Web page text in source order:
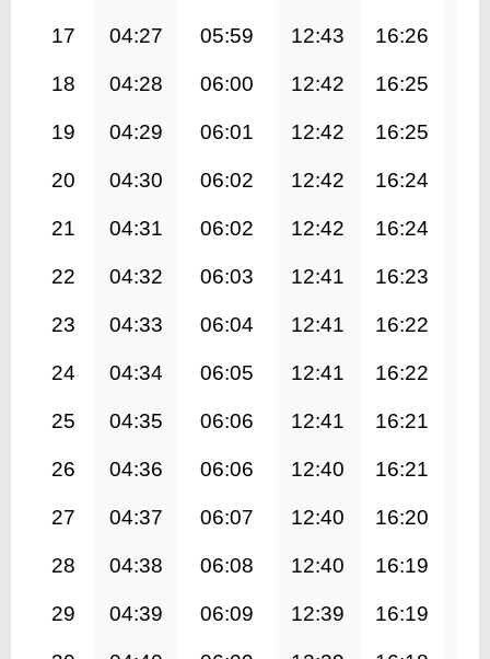
17 04:27 05:59 12:43 16:26
18 04:28 06:00 12:42 16:25
19 04:29 06:01 12:42 16:25
20 04:30 06:02 12:42 16:24
21 04:31 06:02 12:42 16:24
22 04:32 06:03 12:41 16:23
23 04:33 06:04 12:41 16:22
24 04:34 06:05 12:41 16:22
25 04:35 06:06 12:41 16:21
26 04:36 06:06 12:40 16:21
27 04:37 06:07 12:40 16:20
28 04:38 06:08 12:40 16:19
29 04:39 06:09 12:39 16:19